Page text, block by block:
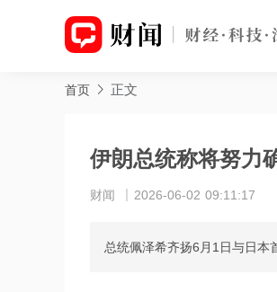
首页 正文
伊朗总统称将努力
财闻 2026-06-02 09:11:17
总统佩泽希齐扬6月1日与日本